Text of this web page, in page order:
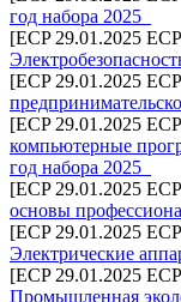
год набора 2025_
[ECP 29.01.2025
[ECP 29.01.2025
[ECP 29.01.2025
компьютерные
год набора 2025_
[ECP 29.01.2025
основы
[ECP 29.01.2025
Электрические
[ECP 29.01.2025
Промышленная